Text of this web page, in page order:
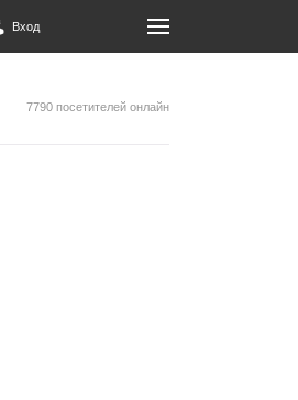
Вход
7790 посетителей онлайн